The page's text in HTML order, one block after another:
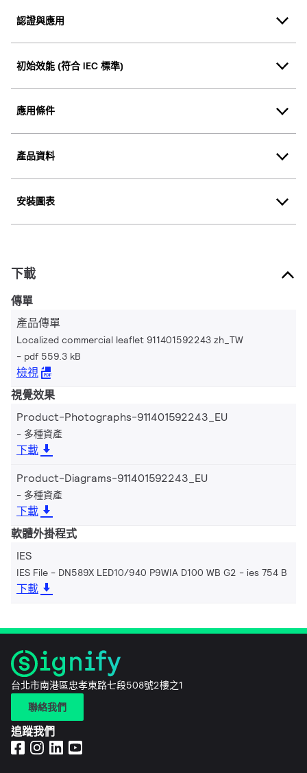
認證與應用
初始效能 (符合 IEC 標準)
應用條件
產品資料
安裝圖表
下載
傳單
產品傳單
Localized commercial leaflet 911401592243 zh_TW
pdf 559.3 kB
檢視
視覺效果
Product-Photographs-911401592243_EU
多種資產
下載
Product-Diagrams-911401592243_EU
多種資產
下載
軟體外掛程式
IES
IES File - DN589X LED10/940 P9WIA D100 WB G2 ies 754 B
下載
台北市南港區忠孝東路七段508號2樓之1
聯絡我們
追蹤我們